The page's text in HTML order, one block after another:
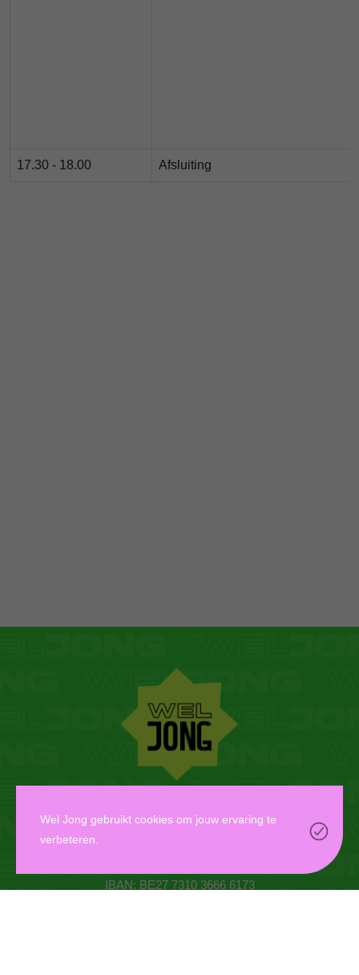
17.30 - 18.00 Afsluiting
IBAN: BE27 7310 3666 6173
Wel Jong gebruikt cookies om jouw ervaring te
verbeteren.